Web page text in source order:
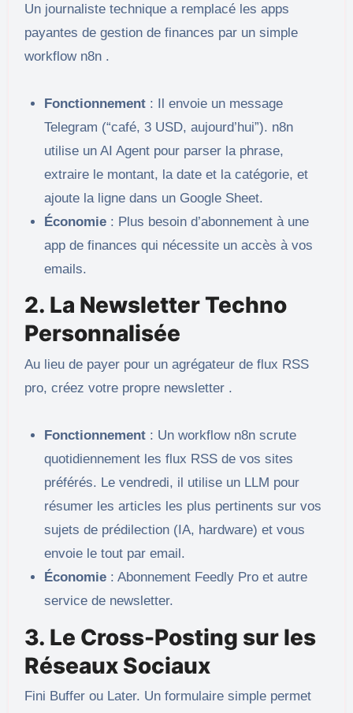
Un journaliste technique a remplacé les apps
payantes de gestion de finances par un simple
workflow n8n .
Fonctionnement : Il envoie un message
Telegram (“café, 3 USD, aujourd’hui”). n8n
utilise un AI Agent pour parser la phrase,
extraire le montant, la date et la catégorie, et
ajoute la ligne dans un Google Sheet.
Économie : Plus besoin d’abonnement à une
app de finances qui nécessite un accès à vos
emails.
2. La Newsletter Techno
Personnalisée
Au lieu de payer pour un agrégateur de flux RSS
pro, créez votre propre newsletter .
Fonctionnement : Un workflow n8n scrute
quotidiennement les flux RSS de vos sites
préférés. Le vendredi, il utilise un LLM pour
résumer les articles les plus pertinents sur vos
sujets de prédilection (IA, hardware) et vous
envoie le tout par email.
Économie : Abonnement Feedly Pro et autre
service de newsletter.
3. Le Cross-Posting sur les
Réseaux Sociaux
Fini Buffer ou Later. Un formulaire simple permet